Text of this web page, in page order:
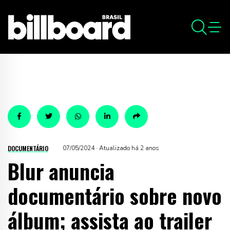
DOCUMENTÁRIO 07/05/2024 · Atualizado há 2 anos
Blur anuncia
documentário sobre novo
álbum; assista ao trailer